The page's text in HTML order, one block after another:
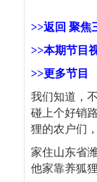
>>返回 聚焦
>>本期节目
>>更多节目
我们知道，
碰上个好销
狸的农户们
家住山东省
他家靠养狐